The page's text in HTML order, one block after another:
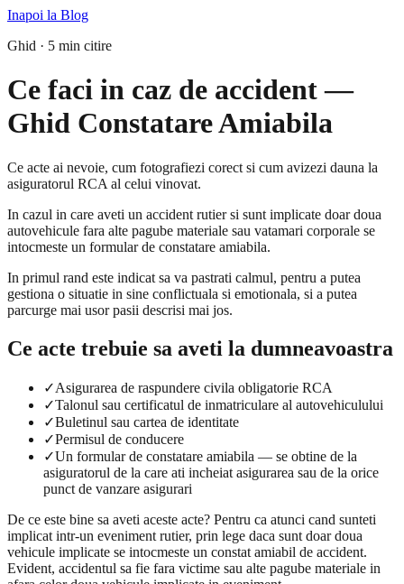
Inapoi la Blog
Ghid · 5 min citire
Ce faci in caz de accident —
Ghid Constatare Amiabila
Ce acte ai nevoie, cum fotografiezi corect si cum avizezi dauna la
asiguratorul RCA al celui vinovat.
In cazul in care aveti un accident rutier si sunt implicate doar doua
autovehicule fara alte pagube materiale sau vatamari corporale se
intocmeste un formular de constatare amiabila.
In primul rand este indicat sa va pastrati calmul, pentru a putea
gestiona o situatie in sine conflictuala si emotionala, si a putea
parcurge mai usor pasii descrisi mai jos.
Ce acte trebuie sa aveti la dumneavoastra
✓Asigurarea de raspundere civila obligatorie RCA
✓Talonul sau certificatul de inmatriculare al autovehiculului
✓Buletinul sau cartea de identitate
✓Permisul de conducere
✓Un formular de constatare amiabila — se obtine de la
asiguratorul de la care ati incheiat asigurarea sau de la orice
punct de vanzare asigurari
De ce este bine sa aveti aceste acte? Pentru ca atunci cand sunteti
implicat intr-un eveniment rutier, prin lege daca sunt doar doua
vehicule implicate se intocmeste un constat amiabil de accident.
Evident, accidentul sa fie fara victime sau alte pagube materiale in